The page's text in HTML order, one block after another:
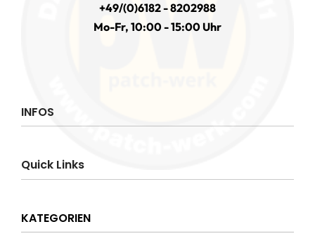
+49/(0)6182 - 8202988
Mo-Fr, 10:00 - 15:00 Uhr
INFOS
Widerrufsrecht
Versandkostenpauschale
Quick Links
KATEGORIEN